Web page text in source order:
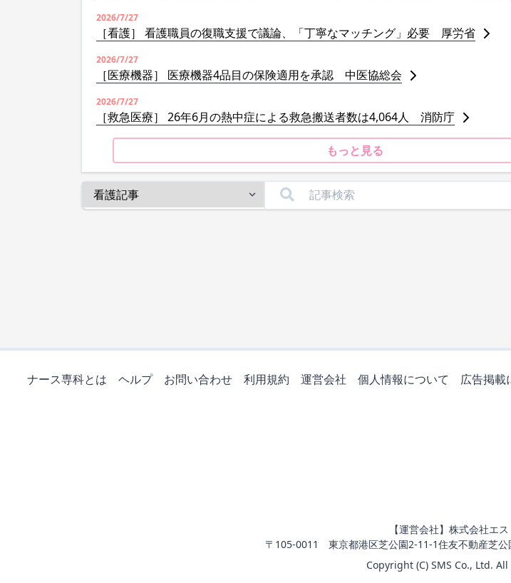
2026/7/27
［看護］ 看護職員の復職支援で議論、「丁寧なマッチング」必要 厚労省
2026/7/27
［医療機器］ 医療機器4品目の保険適用を承認 中医協総会
2026/7/27
［救急医療］ 26年6月の熱中症による救急搬送者数は4,064人 消防庁
もっと見る
ナース専科とは ヘルプ お問い合わせ 利用規約 運営会社 個人情報について 広告掲載
【運営会社】株式会社エ
〒105-0011 東京都港区芝公園2-11-1住友不動産芝公
Copyright (C) SMS Co., Ltd.